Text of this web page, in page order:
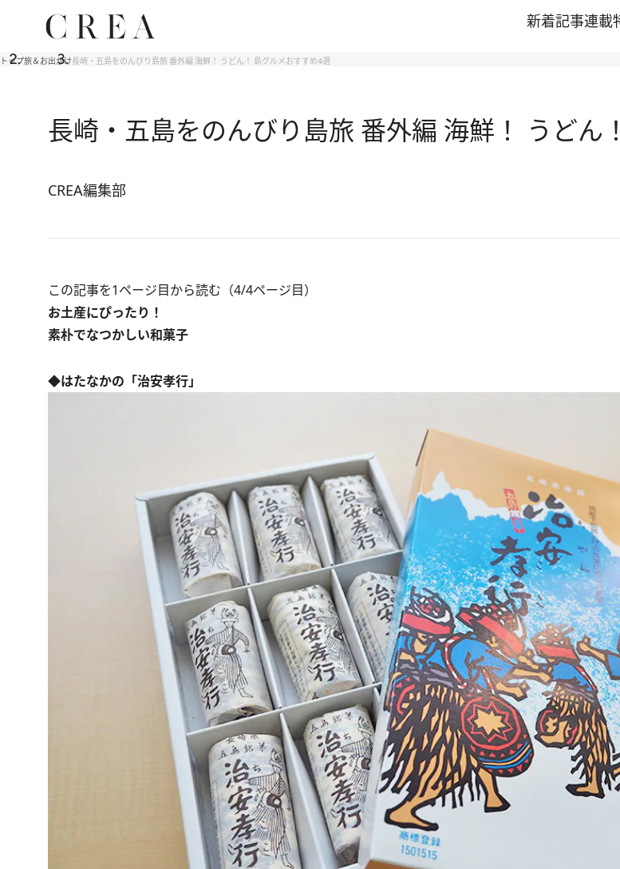
新着記事連載
トップ旅＆お出かけ長崎・五島をのんびり島旅 番外編 海鮮！ うどん！ 島グルメおすすめ4選
長崎・五島をのんびり島旅 番外編 海鮮！ うどん
CREA編集部
この記事を1ページ目から読む（4/4ページ目）
お土産にぴったり！
素朴でなつかしい和菓子
◆はたなかの「治安孝行」